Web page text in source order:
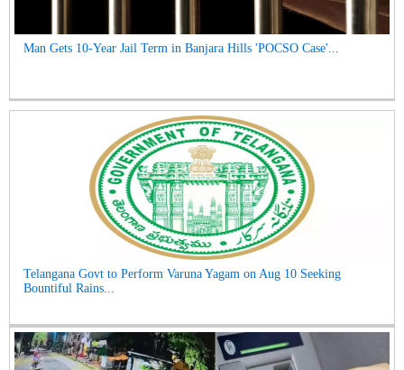
Man Gets 10-Year Jail Term in Banjara Hills 'POCSO Case'...
Telangana Govt to Perform Varuna Yagam on Aug 10 Seeking
Bountiful Rains...